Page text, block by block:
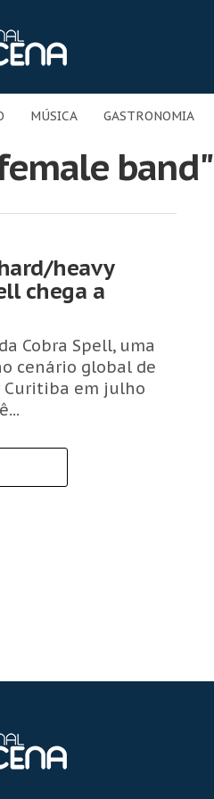
MÚSICA GASTRONOMIA
band"
heavy
chega a
Cobra Spell, uma
cenário global de
Curitiba em julho